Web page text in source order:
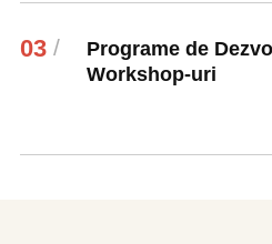
03 /
Programe de
Workshop-uri